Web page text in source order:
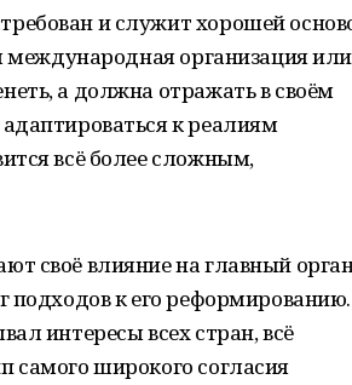
и служит хорошей
международная организация или
а должна отражать в своём
к реалиям
всё более сложным,
своё влияние на главный
подходов к его реформированию.
интересы всех стран, всё
самого широкого согласия